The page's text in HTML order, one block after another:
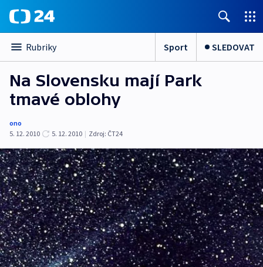
Rubriky Sport SLEDOVAT
Na Slovensku mají Park
tmavé oblohy
ono
5. 12. 2010
5. 12. 2010 | Zdroj: ČT24